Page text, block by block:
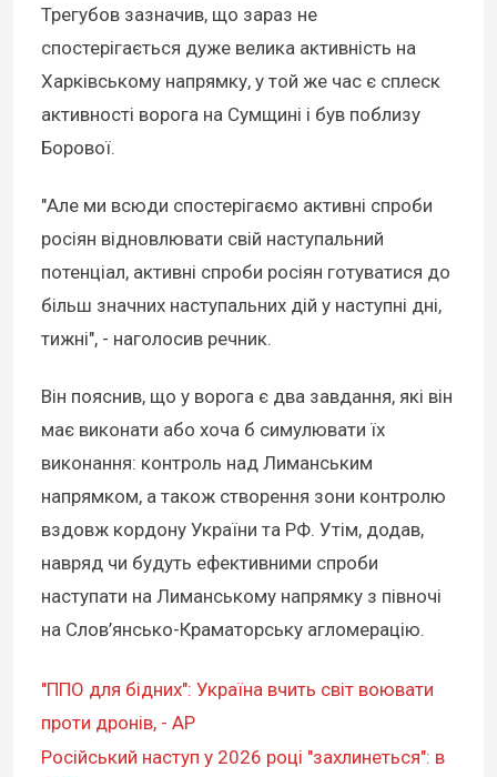
Трегубов зазначив, що зараз не
спостерігається дуже велика активність на
Харківському напрямку, у той же час є сплеск
активності ворога на Сумщині і був поблизу
Борової.
"Але ми всюди спостерігаємо активні спроби
росіян відновлювати свій наступальний
потенціал, активні спроби росіян готуватися до
більш значних наступальних дій у наступні дні,
тижні", - наголосив речник.
Він пояснив, що у ворога є два завдання, які він
має виконати або хоча б симулювати їх
виконання: контроль над Лиманським
напрямком, а також створення зони контролю
вздовж кордону України та РФ. Утім, додав,
навряд чи будуть ефективними спроби
наступати на Лиманському напрямку з півночі
на Слов’янсько-Краматорську агломерацію.
"ППО для бідних": Україна вчить світ воювати
проти дронів, - AP
Російський наступ у 2026 році "захлинеться": в